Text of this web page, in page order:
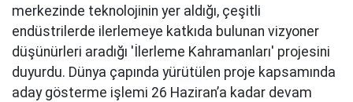
merkezinde teknolojinin yer aldığı, çeşitli
endüstrilerde ilerlemeye katkıda bulunan vizyoner
düşünürleri aradığı 'İlerleme Kahramanları' projesini
duyurdu. Dünya çapında yürütülen proje kapsamında
aday gösterme işlemi 26 Haziran’a kadar devam